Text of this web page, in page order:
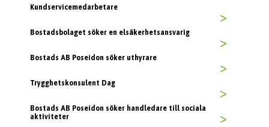
Kundservicemedarbetare
>
Bostadsbolaget söker en elsäkerhetsansvarig
>
Bostads AB Poseidon söker uthyrare
>
Trygghetskonsulent Dag
>
Bostads AB Poseidon söker handledare till sociala
aktiviteter
>